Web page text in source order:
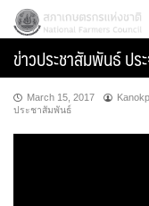
Skip
content
สภาเกษตรกรแห่งชาติ
ข่าวประชาสัมพันธ์ ป
March 15, 2017
ประชาสัมพันธ์